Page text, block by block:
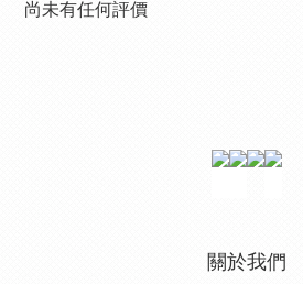
尚未有任何評價
關於我們